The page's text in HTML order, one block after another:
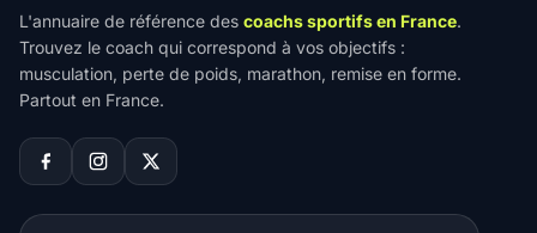
L'annuaire de référence des coachs sportifs en France.
Trouvez le coach qui correspond à vos objectifs :
musculation, perte de poids, marathon, remise en forme.
Partout en France.